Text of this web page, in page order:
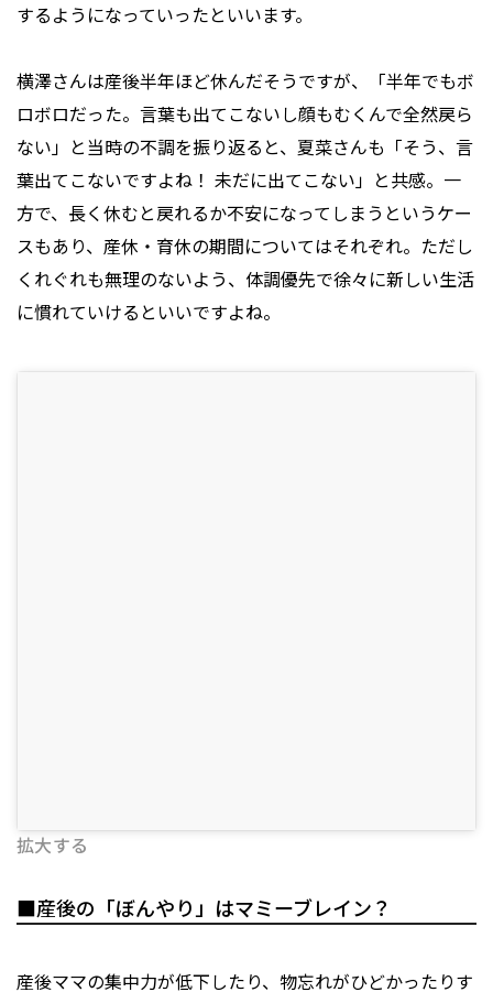
するようになっていったといいます。
横澤さんは産後半年ほど休んだそうですが、「半年でもボ
ロボロだった。言葉も出てこないし顔もむくんで全然戻ら
ない」と当時の不調を振り返ると、夏菜さんも「そう、言
葉出てこないですよね！ 未だに出てこない」と共感。一
方で、長く休むと戻れるか不安になってしまうというケー
スもあり、産休・育休の期間についてはそれぞれ。ただし
くれぐれも無理のないよう、体調優先で徐々に新しい生活
に慣れていけるといいですよね。
拡大する
■産後の「ぼんやり」はマミーブレイン？
産後ママの集中力が低下したり、物忘れがひどかったりす